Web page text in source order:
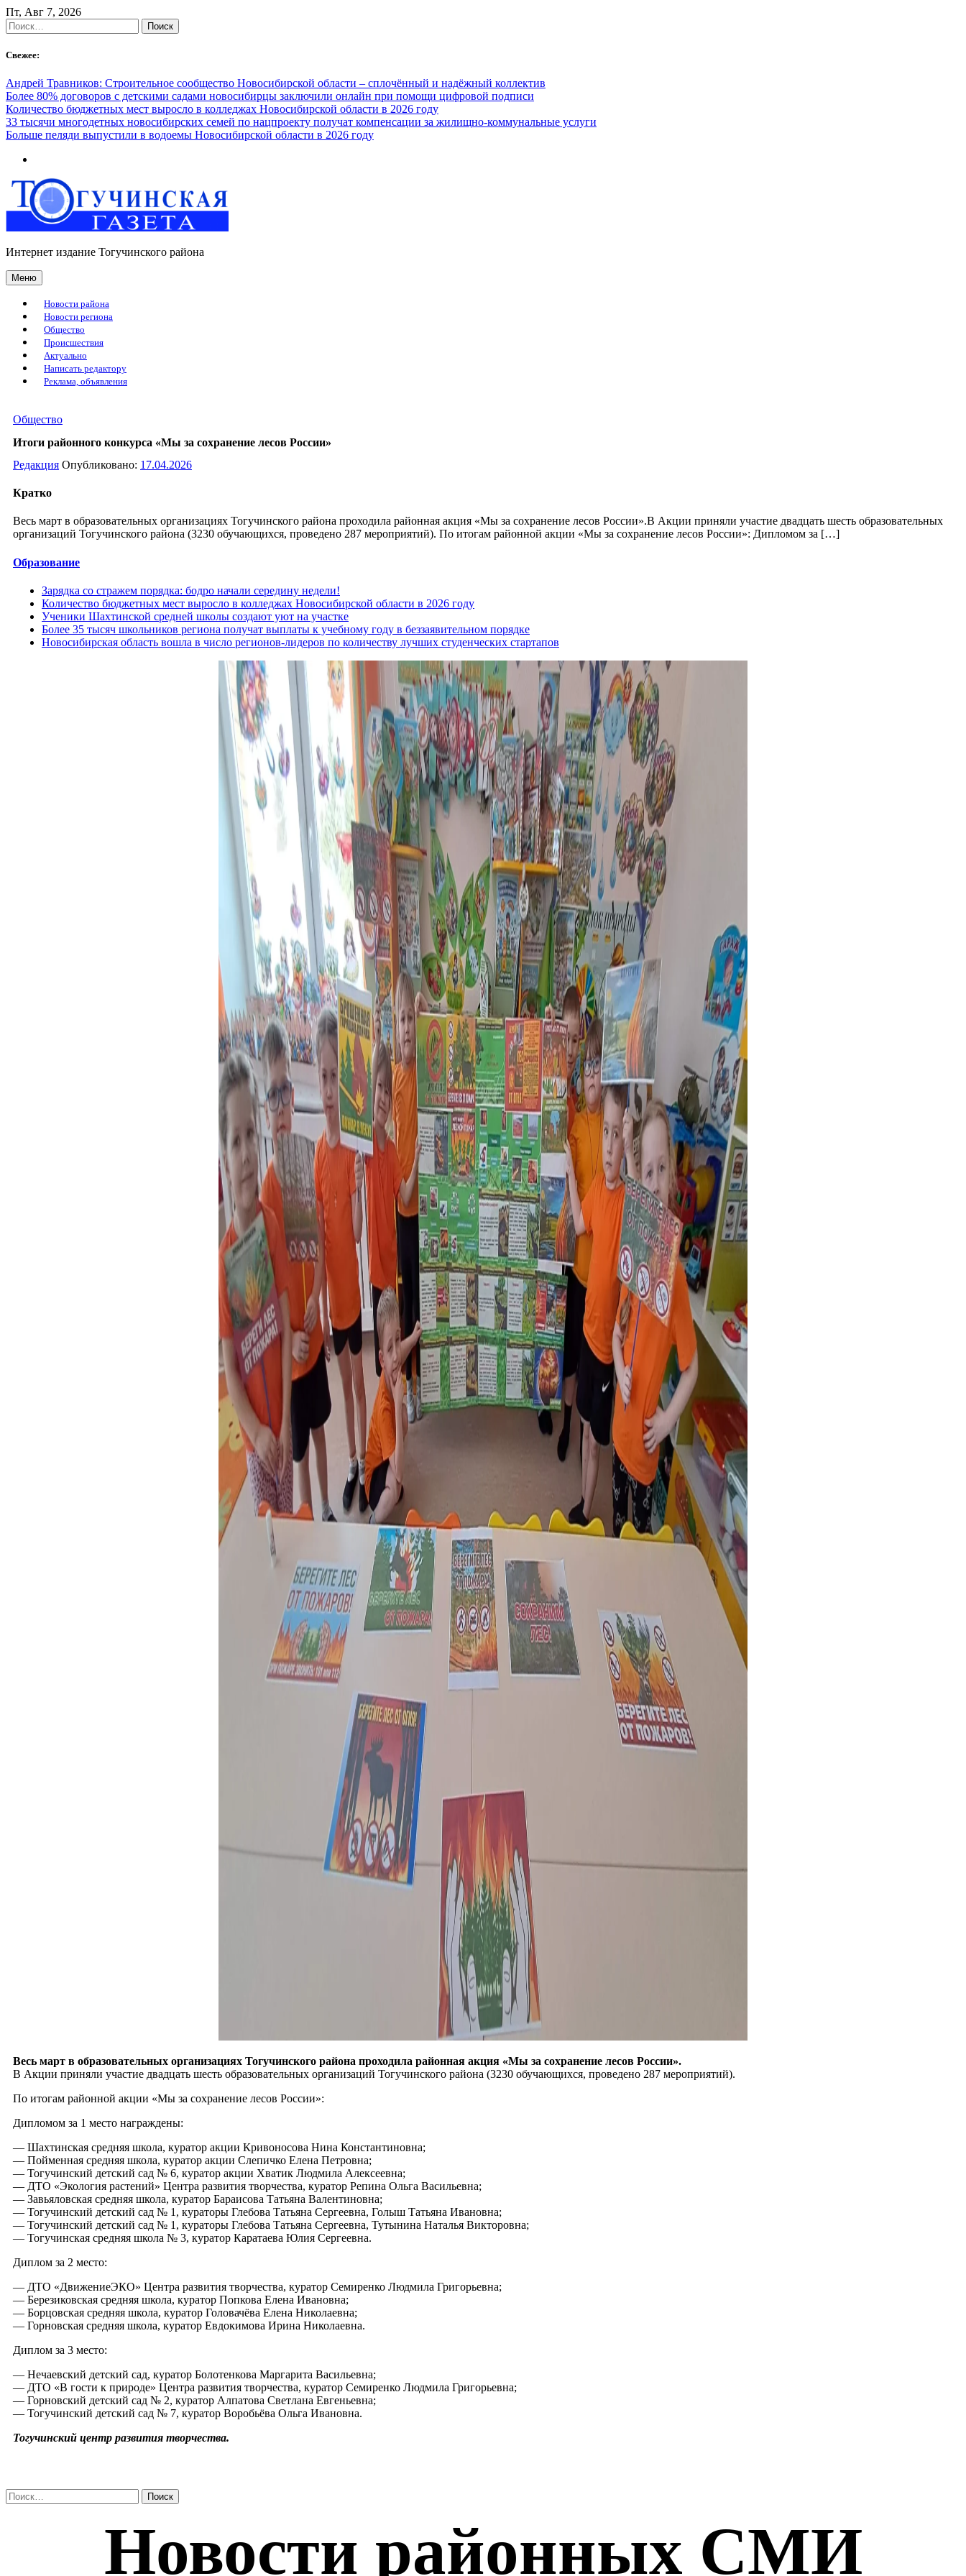
Skip
to
content
Пт, Авг 7, 2026
Найти:
Свежее:
Андрей Травников: Строительное сообщество Новосибирской области – сплочённый и надёжный коллектив
Более 80% договоров с детскими садами новосибирцы заключили онлайн при помощи цифровой подписи
Количество бюджетных мест выросло в колледжах Новосибирской области в 2026 году
33 тысячи многодетных новосибирских семей по нацпроекту получат компенсации за жилищно-коммунальные услуги
Больше пеляди выпустили в водоемы Новосибирской области в 2026 году
Интернет издание Тогучинского района
Меню
Новости района
Новости региона
Общество
Происшествия
Актуально
Написать редактору
Реклама, объявления
Общество
Итоги районного конкурса «Мы за сохранение лесов России»
Редакция Опубликовано: 17.04.2026
Кратко
Весь март в образовательных организациях Тогучинского района проходила районная акция «Мы за сохранение лесов России».В Акции приняли участие двадцать шесть образовательных
организаций Тогучинского района (3230 обучающихся, проведено 287 мероприятий). По итогам районной акции «Мы за сохранение лесов России»: Дипломом за […]
Образование
Зарядка со стражем порядка: бодро начали середину недели!
Количество бюджетных мест выросло в колледжах Новосибирской области в 2026 году
Ученики Шахтинской средней школы создают уют на участке
Более 35 тысяч школьников региона получат выплаты к учебному году в беззаявительном порядке
Новосибирская область вошла в число регионов-лидеров по количеству лучших студенческих стартапов
Весь март в образовательных организациях Тогучинского района проходила районная акция «Мы за сохранение лесов России».
В Акции приняли участие двадцать шесть образовательных организаций Тогучинского района (3230 обучающихся, проведено 287 мероприятий).
По итогам районной акции «Мы за сохранение лесов России»:
Дипломом за 1 место награждены:
— Шахтинская средняя школа, куратор акции Кривоносова Нина Константиновна;
— Пойменная средняя школа, куратор акции Слепичко Елена Петровна;
— Тогучинский детский сад № 6, куратор акции Хватик Людмила Алексеевна;
— ДТО «Экология растений» Центра развития творчества, куратор Репина Ольга Васильевна;
— Завьяловская средняя школа, куратор Бараисова Татьяна Валентиновна;
— Тогучинский детский сад № 1, кураторы Глебова Татьяна Сергеевна, Голыш Татьяна Ивановна;
— Тогучинский детский сад № 1, кураторы Глебова Татьяна Сергеевна, Тутынина Наталья Викторовна;
— Тогучинская средняя школа № 3, куратор Каратаева Юлия Сергеевна.
Диплом за 2 место:
— ДТО «ДвижениеЭКО» Центра развития творчества, куратор Семиренко Людмила Григорьевна;
— Березиковская средняя школа, куратор Попкова Елена Ивановна;
— Борцовская средняя школа, куратор Головачёва Елена Николаевна;
— Горновская средняя школа, куратор Евдокимова Ирина Николаевна.
Диплом за 3 место:
— Нечаевский детский сад, куратор Болотенкова Маргарита Васильевна;
— ДТО «В гости к природе» Центра развития творчества, куратор Семиренко Людмила Григорьевна;
— Горновский детский сад № 2, куратор Алпатова Светлана Евгеньевна;
— Тогучинский детский сад № 7, куратор Воробьёва Ольга Ивановна.
Тогучинский центр развития творчества.
Найти: